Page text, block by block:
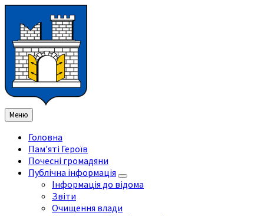
змісту
ліву
бічну
панель
праву
бічну
панель
нижнього
колонтитула
Меню
Головна
Пам'яті Героїв
Почесні громадяни
Публічна інформація
Інформація до відома
Звіти
Очищення влади